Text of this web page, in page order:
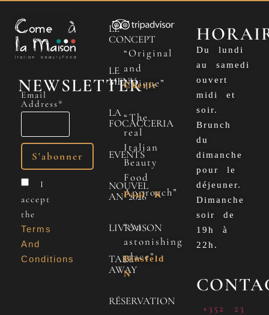
NEWSLETTER
Email
Address*
I
accept
the
Terms
And
Conditions
LE
CONCEPT
LE
MENU
LA
FOCACCERIA
EVENTS
NOUVEL
AN 2026
LIVRAISON
TAKE
AWAY
RÉSERVATION
“Original
and
Unique”
Cherfr
“The
real
Italian
Beauty
Food
Approach”
Paul K
“An
astonishing
place”
Binsfeld
N
Du lundi
au samedi
ouvert
midi et
soir.
Brunch
du
dimanche
pour le
déjeuner.
Dimanche
soir de
19h à
22h.
+352 23